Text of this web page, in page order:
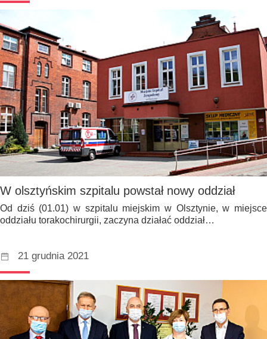
W olsztyńskim szpitalu powstał nowy oddział
Od dziś (01.01) w szpitalu miejskim w Olsztynie, w miejsce
oddziału torakochirurgii, zaczyna działać oddział…
21 grudnia 2021